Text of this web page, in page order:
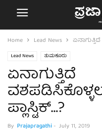
Home Lead News
Lead News ತುಮಕೂರು
ಏನಾಗುತ್ತಿದೆ
ಪ್ಲಾಸ್ಟಿಕ್…?
By Prajapragathi- July 11, 2019